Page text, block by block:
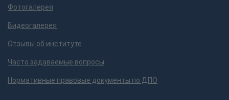
Фотогалерея
Видеогалерея
Отзывы об институте
Часто задаваемые вопросы
Нормативные правовые документы по ДПО